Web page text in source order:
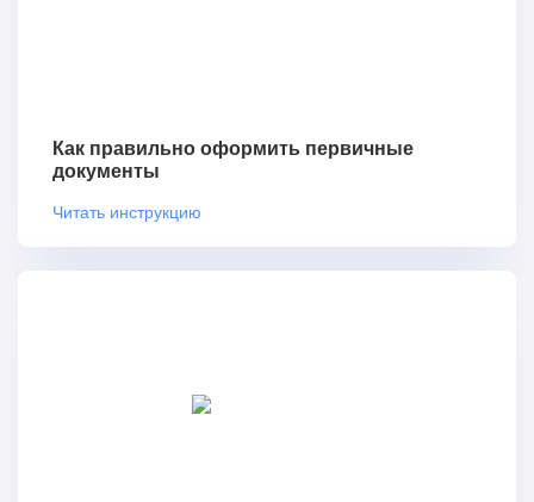
Как правильно оформить первичные
документы
Читать инструкцию